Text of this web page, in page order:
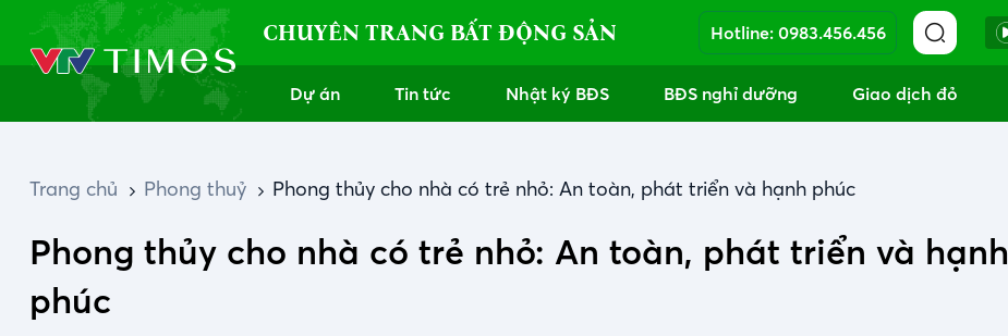
CHUYÊN TRANG BẤT ĐỘNG SẢN Hotline: 0983.456.456
Dự án Tin tức Nhật ký BĐS BĐS nghỉ dưỡng Giao dịch đỏ
Trang chủ Phong thuỷ Phong thủy cho nhà có trẻ nhỏ: An toàn, phát triển và hạnh phúc
Phong thủy cho nhà có trẻ nhỏ: An toàn, phát triển và hạnh
phúc